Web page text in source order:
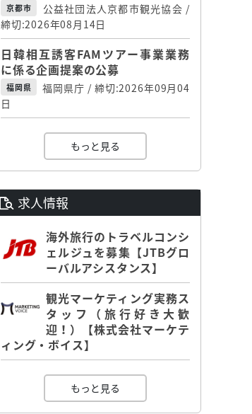
京都市
公益社団法人京都市観光協会 /
締切:2026年08月14日
日韓相互誘客FAMツアー事業業務
に係る企画提案の公募
福岡県
福岡県庁 / 締切:2026年09月04
日
もっと見る
求人情報
海外旅行のトラベルコンシ
ェルジュを募集【JTBグロ
ーバルアシスタンス】
観光マーケティング実務ス
タッフ（旅行好き大歓
迎！）【株式会社マーケテ
ィング・ボイス】
もっと見る